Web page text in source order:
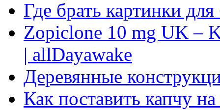
Где брать картинки
Zopiclone 10 mg UK –
| allDayawake
Деревянные
Как поставить капчу